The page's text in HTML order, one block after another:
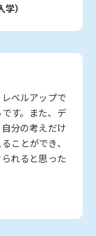
）
ベルアップで
す。また、デ
分の考えだけ
ことができ、
れると思った